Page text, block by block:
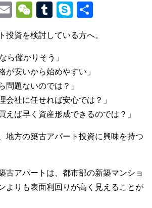
e
E
ail
W
C
h
at
T
m
bl
r
S
ky
p
投資を検討している方へ。
ら儲かりそう」
が安いから始めやすい」
問題ないのでは？」
会社に任せれば安心では？」
えば早く資産形成できるのでは？」
地方の築古アパート投資に興味を持つ
古アパートは、都市部の新築マンショ
よりも表面利回りが高く見えることが